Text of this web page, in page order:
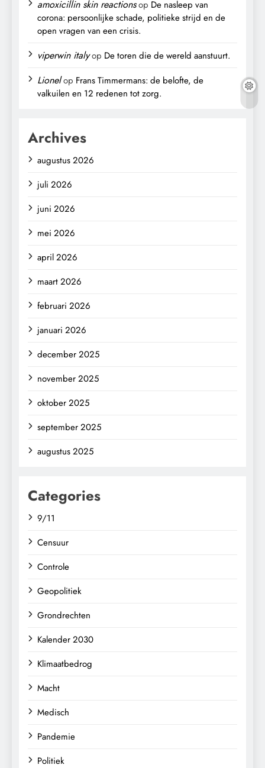
amoxicillin skin reactionsop De nasleep van
corona: persoonlijke schade, politieke strijd en de
open vragen van een crisis.
viperwin italyop De toren die de wereld aanstuurt.
Lionelop Frans Timmermans: de belofte, de
valkuilen en 12 redenen tot zorg.
Archives
augustus 2026
juli 2026
juni 2026
mei 2026
april 2026
maart 2026
februari 2026
januari 2026
december 2025
november 2025
oktober 2025
september 2025
augustus 2025
Categories
9/11
Censuur
Controle
Geopolitiek
Grondrechten
Kalender 2030
Klimaatbedrog
Macht
Medisch
Pandemie
Politiek